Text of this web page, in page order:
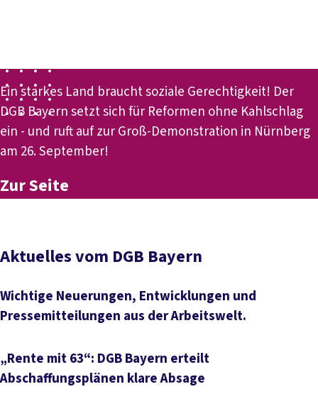
Ein starkes Land braucht soziale Gerechtigkeit! Der
DGB Bayern setzt sich für Reformen ohne Kahlschlag
ein - und ruft auf zur Groß-Demonstration in Nürnberg
am 26. September!
Zur Seite
Aktuelles vom DGB Bayern
Wichtige Neuerungen, Entwicklungen und
Pressemitteilungen aus der Arbeitswelt.
„Rente mit 63“: DGB Bayern erteilt
Abschaffungsplänen klare Absage